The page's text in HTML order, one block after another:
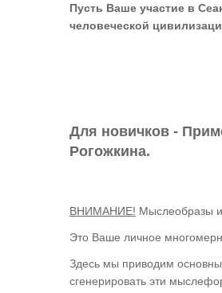
Пусть Ваше участие в
человеческой
Для новичков -
Рогожкина.
ВНИМАНИЕ! Мыслеобразы и
Это Ваше личное
Здесь мы приводим
сгенерировать эти